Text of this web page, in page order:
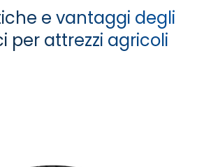
e vantaggi degli
per attrezzi agricoli